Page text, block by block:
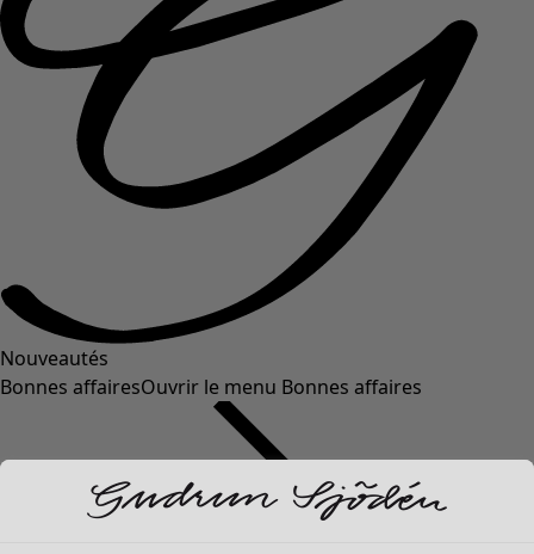
Nouveautés
Bonnes affairesOuvrir le menu Bonnes affaires